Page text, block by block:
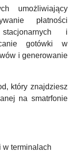
umożliwiający
płatności
i
gotówki w
i generowanie
który znajdziesz
na smatrfonie
w terminalach